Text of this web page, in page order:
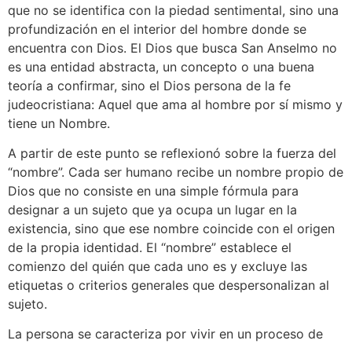
que no se identifica con la piedad sentimental, sino una
profundización en el interior del hombre donde se
encuentra con Dios. El Dios que busca San Anselmo no
es una entidad abstracta, un concepto o una buena
teoría a confirmar, sino el Dios persona de la fe
judeocristiana: Aquel que ama al hombre por sí mismo y
tiene un Nombre.
A partir de este punto se reflexionó sobre la fuerza del
“nombre”. Cada ser humano recibe un nombre propio de
Dios que no consiste en una simple fórmula para
designar a un sujeto que ya ocupa un lugar en la
existencia, sino que ese nombre coincide con el origen
de la propia identidad. El “nombre” establece el
comienzo del quién que cada uno es y excluye las
etiquetas o criterios generales que despersonalizan al
sujeto.
La persona se caracteriza por vivir en un proceso de